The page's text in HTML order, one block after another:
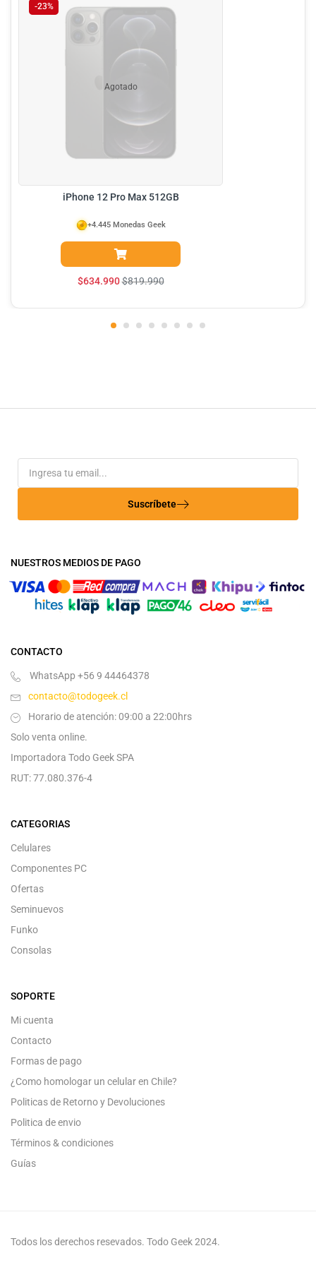
-23%
Agotado
iPhone 12 Pro Max 512GB
$634.990$819.990
+4.445 Monedas Geek
Suscríbete
NUESTROS MEDIOS DE PAGO
CONTACTO
WhatsApp +56 9 44464378
contacto@todogeek.cl
Horario de atención: 09:00 a 22:00hrs
Solo venta online.
Importadora Todo Geek SPA
RUT: 77.080.376-4
CATEGORIAS
Celulares
Componentes PC
Ofertas
Seminuevos
Funko
Consolas
SOPORTE
Mi cuenta
Contacto
Formas de pago
¿Como homologar un celular en Chile?
Politicas de Retorno y Devoluciones
Politica de envio
Términos & condiciones
Guías
Todos los derechos resevados. Todo Geek 2024.